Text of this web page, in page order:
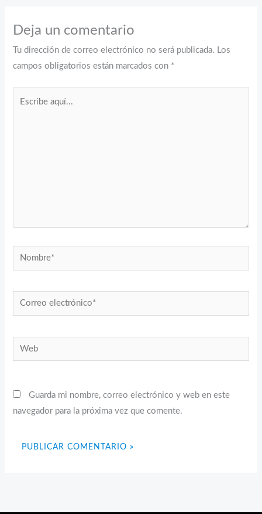
Deja un comentario
Tu dirección de correo electrónico no será publicada. Los
campos obligatorios están marcados con *
Nombre*
Correo
electrónico*
Web
Guarda mi nombre, correo electrónico y web en este
navegador para la próxima vez que comente.